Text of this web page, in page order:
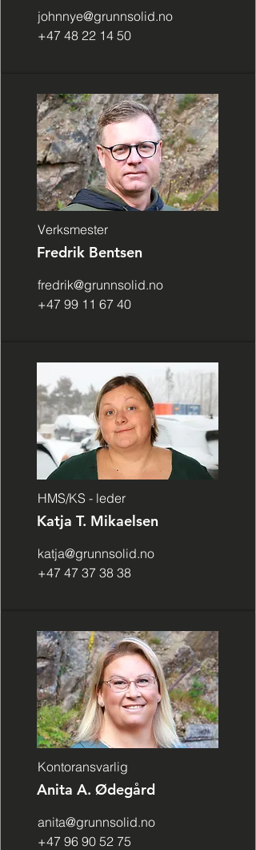
johnnye@grunnsolid.no
+47 48 22 14 50
Verksmester
Fredrik Bentsen
fredrik@grunnsolid.no
+47 99 11 67 40
HMS/KS - leder
Katja T. Mikaelsen
katja@grunnsolid.no
+47 47 37 38 38
Kontoransvarlig
Anita A. Ødegård
anita@grunnsolid.no
+47 96 90 52 75